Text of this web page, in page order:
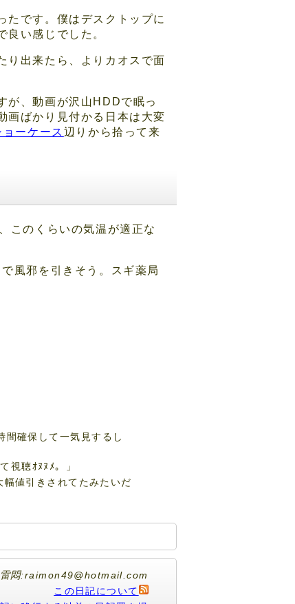
たです。僕はデスクトップに
い感じでした。
り出来たら、よりカオスで面
が、動画が沢山HDDで眠っ
画ばかり見付かる日本は大変
ーケース 辺りから拾って来
このくらいの気温が適正な
風邪を引きそう。スギ薬局
確保して一気見するし
視聴ｵﾇﾇﾒ。」
値引きされてたみたいだ
雷悶:raimon49@hotmail.com
この日記について